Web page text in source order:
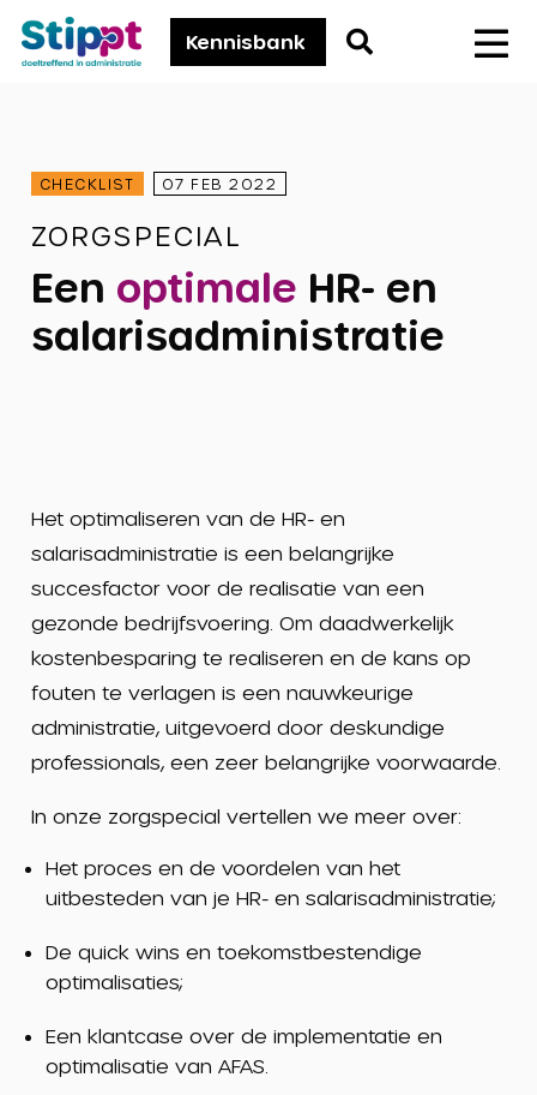
Stippt
Kennisbank
Go
CHECKLIST 07 FEB 2022
ZORGSPECIAL
Een optimale HR- en
salarisadministratie
Het optimaliseren van de HR- en
salarisadministratie is een belangrijke
succesfactor voor de realisatie van een
gezonde bedrijfsvoering. Om daadwerkelijk
kostenbesparing te realiseren en de kans op
fouten te verlagen is een nauwkeurige
administratie, uitgevoerd door deskundige
professionals, een zeer belangrijke voorwaarde.
In onze zorgspecial vertellen we meer over:
Het proces en de voordelen van het
uitbesteden van je HR- en salarisadministratie;
De quick wins en toekomstbestendige
optimalisaties;
Een klantcase over de implementatie en
optimalisatie van AFAS.